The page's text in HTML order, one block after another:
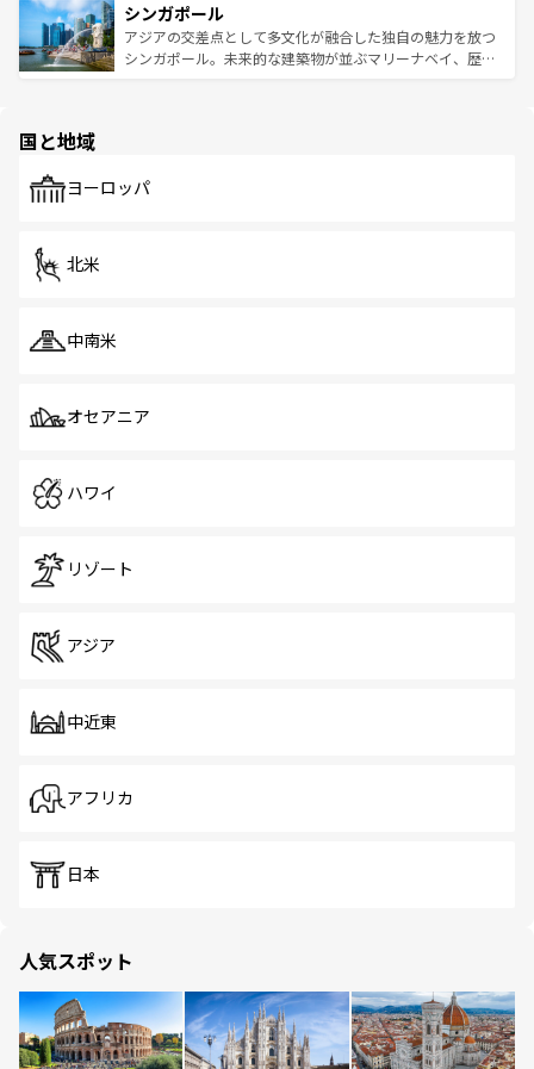
参照してほしい。
激する。気候は一年中温暖で、どの季節にも異なる楽しみ
が待っている。親しみやすいタイの人々、仏教を中心とし
た文化、そして多様な観光資源が、訪れる旅人を魅了し続
み、どこを訪れても感動するはず。観光スポットが密集し
ており、効率よく見どころを回れるのも魅力。息をのむよ
うな絶景から文化的な体験まで、香港を存分に楽しみ尽く
シンガポール
アジアの交差点として多文化が融合した独自の魅力を放つ
シンガポール。未来的な建築物が並ぶマリーナベイ、歴史
で、ホーカーズは地元の風情を楽しめる外せないスポット
国と地域
ヨーロッパ
北米
中南米
オセアニア
ハワイ
リゾート
アジア
中近東
アフリカ
日本
人気スポット